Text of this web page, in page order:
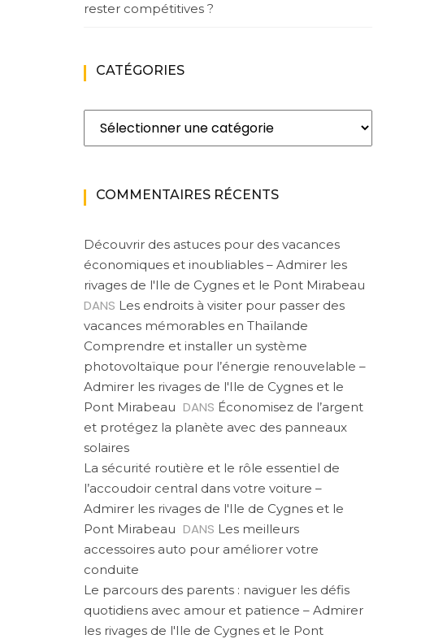
rester compétitives ?
CATÉGORIES
Catégories
COMMENTAIRES RÉCENTS
Découvrir des astuces pour des vacances
économiques et inoubliables – Admirer les
rivages de l'Ile de Cygnes et le Pont Mirabeau
DANS Les endroits à visiter pour passer des
vacances mémorables en Thaïlande
Comprendre et installer un système
photovoltaïque pour l’énergie renouvelable –
Admirer les rivages de l'Ile de Cygnes et le
Pont Mirabeau DANS Économisez de l’argent
et protégez la planète avec des panneaux
solaires
La sécurité routière et le rôle essentiel de
l’accoudoir central dans votre voiture –
Admirer les rivages de l'Ile de Cygnes et le
Pont Mirabeau DANS Les meilleurs
accessoires auto pour améliorer votre
conduite
Le parcours des parents : naviguer les défis
quotidiens avec amour et patience – Admirer
les rivages de l'Ile de Cygnes et le Pont